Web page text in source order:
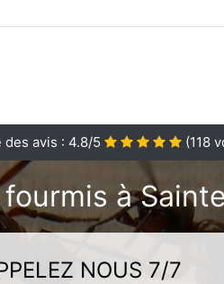
des avis : 4.8/5 (118
à
NOUS 7/7